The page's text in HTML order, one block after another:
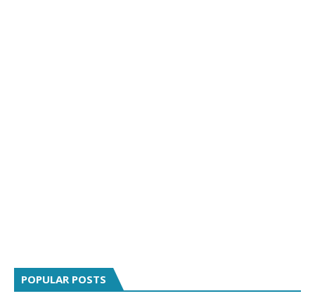
POPULAR POSTS